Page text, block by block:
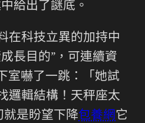
給出了謎底。
在科技立異的加持中
長目的”，可連續資
室嚇了一跳：「她試
邏輯結構！天秤座太
就是盼望下降包養網它